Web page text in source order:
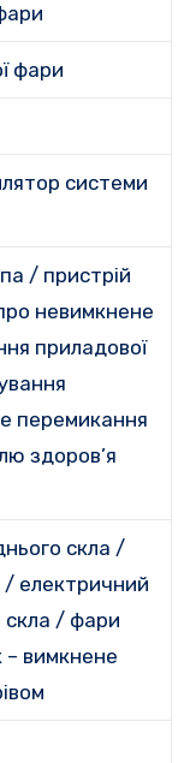
фари
системи
/ пристрій
про невимкнене
приладової
перемикання
здоров’я
скла /
/ електричний
скла / фари
– вимкнене